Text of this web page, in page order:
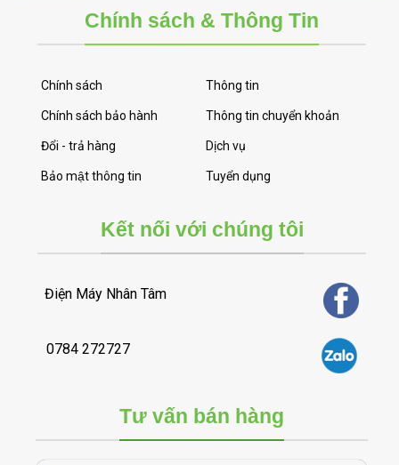
Chính sách & Thông Tin
Chính sách
Chính sách bảo hành
Đổi - trả hàng
Bảo mật thông tin
Thông tin
Thông tin chuyển khoản
Dịch vụ
Tuyển dụng
Kết nối với chúng tôi
Điện Máy Nhân Tâm
0784 272727
Tư vấn bán hàng